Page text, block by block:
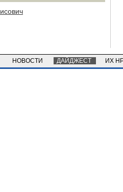
НОВОСТИ ДАЙДЖЕСТ ИХ